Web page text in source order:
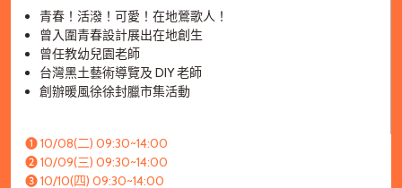
青春！活潑！可愛！在地鶯歌人！
曾入圍青春設計展出在地創生
曾任教幼兒園老師
台灣黑土藝術導覽及 DIY 老師
創辦暖風徐徐封臘市集活動
➊ 10/08(二) 09:30~14:00
➋ 10/09(三) 09:30~14:00
➌ 10/10(四) 09:30~14:00